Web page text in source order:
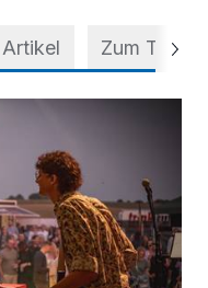
Zum Thema